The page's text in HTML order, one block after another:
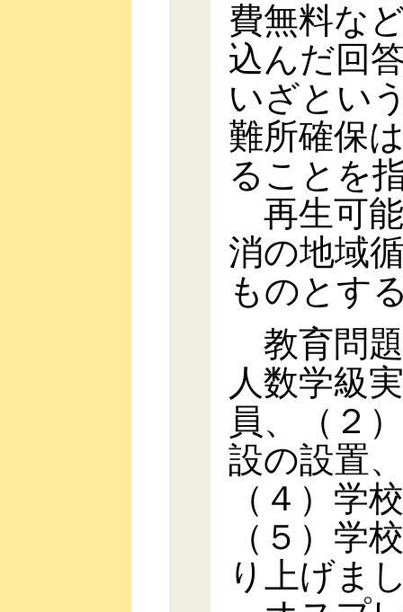
費無料な
込んだ回
いざとい
難所確保
ることを
再生可
消の地域
ものとす
教育問
人数学級
員、（２
設の設置
（４）学
（５）学
り上げま